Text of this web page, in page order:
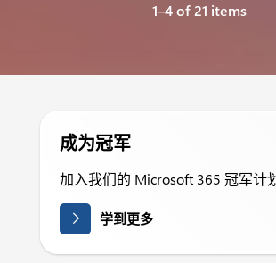
1–4 of 21 items
成为冠军
加入我们的 Microsoft 365 冠军计
学到更多